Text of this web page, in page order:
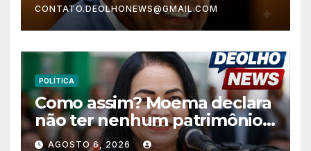
Nordeste no Ensino Médio
CONTATO.DEOLHONEWS@GMAIL.COM
POLÍTICA
Como assim? Moema declara
não ter nenhum patrimônio
após 30 anos na vida pública?
AGOSTO 6, 2026